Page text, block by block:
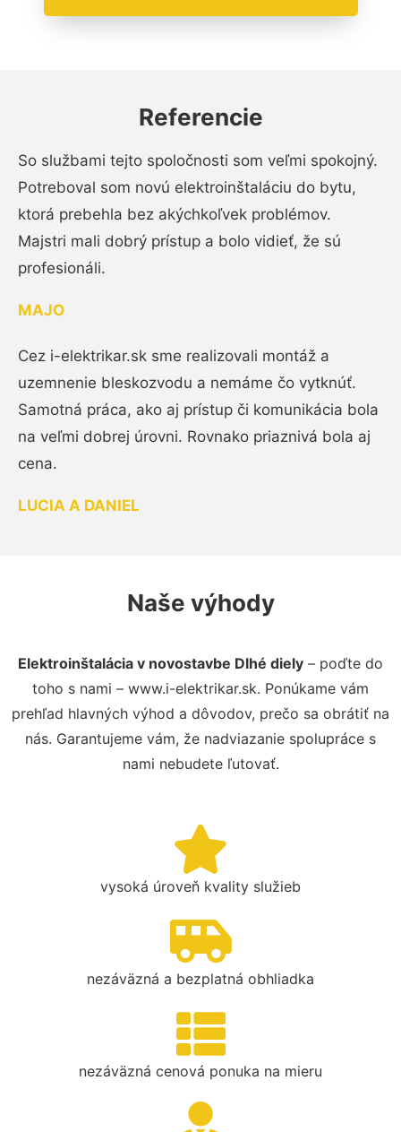
Referencie
So službami tejto spoločnosti som veľmi spokojný.
Potreboval som novú elektroinštaláciu do bytu,
ktorá prebehla bez akýchkoľvek problémov.
Majstri mali dobrý prístup a bolo vidieť, že sú
profesionáli.
MAJO
Cez i-elektrikar.sk sme realizovali montáž a
uzemnenie bleskozvodu a nemáme čo vytknúť.
Samotná práca, ako aj prístup či komunikácia bola
na veľmi dobrej úrovni. Rovnako priaznivá bola aj
cena.
LUCIA A DANIEL
Naše výhody
Elektroinštalácia v novostavbe Dlhé diely – poďte do
toho s nami – www.i-elektrikar.sk. Ponúkame vám
prehľad hlavných výhod a dôvodov, prečo sa obrátiť na
nás. Garantujeme vám, že nadviazanie spolupráce s
nami nebudete ľutovať.
vysoká úroveň kvality služieb
nezáväzná a bezplatná obhliadka
nezáväzná cenová ponuka na mieru